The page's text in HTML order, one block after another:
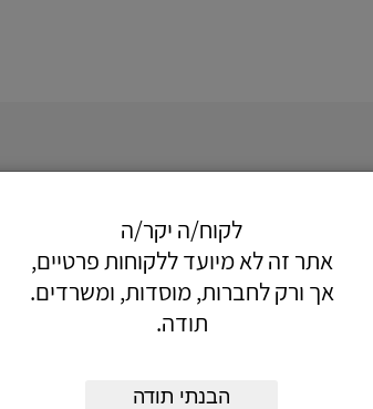
לחץ אוויר.
הבגד.
לקוח/ה יקר/ה
אתר זה לא מיועד ללקוחות פרטיים,
אך ורק לחברות, מוסדות, ומשרדים.
תודה.
הבנתי תודה